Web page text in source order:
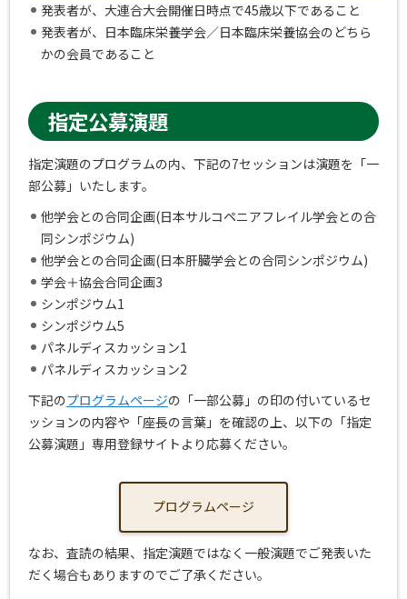
発表者が、大連合大会開催日時点で45歳以下であること
発表者が、日本臨床栄養学会／日本臨床栄養協会のどちら
かの会員であること
指定公募演題
指定演題のプログラムの内、下記の7セッションは演題を「一
部公募」いたします。
他学会との合同企画(日本サルコペニアフレイル学会との合
同シンポジウム)
他学会との合同企画(日本肝臓学会との合同シンポジウム)
学会＋協会合同企画3
シンポジウム1
シンポジウム5
パネルディスカッション1
パネルディスカッション2
下記のプログラムページの「一部公募」の印の付いているセ
ッションの内容や「座長の言葉」を確認の上、以下の「指定
公募演題」専用登録サイトより応募ください。
プログラムページ
なお、査読の結果、指定演題ではなく一般演題でご発表いた
だく場合もありますのでご了承ください。